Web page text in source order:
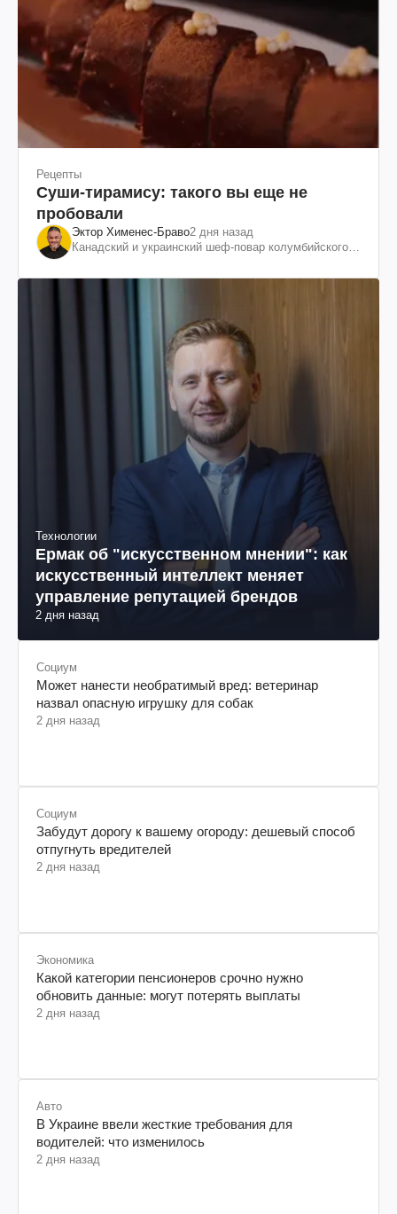
Рецепты
Суши-тирамису: такого вы еще не
пробовали
Эктор Хименес-Браво2 дня назад
Канадский и украинский шеф-повар колумбийского
Технологии
Ермак об "искусственном мнении": как
искусственный интеллект меняет
управление репутацией брендов
2 дня назад
Социум
Может нанести необратимый вред: ветеринар
назвал опасную игрушку для собак
2 дня назад
Социум
Забудут дорогу к вашему огороду: дешевый способ
отпугнуть вредителей
2 дня назад
Экономика
Какой категории пенсионеров срочно нужно
обновить данные: могут потерять выплаты
2 дня назад
Авто
В Украине ввели жесткие требования для
водителей: что изменилось
2 дня назад